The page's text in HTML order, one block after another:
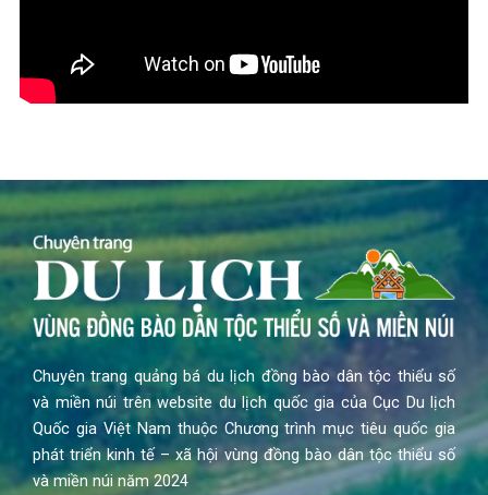
Chuyên trang quảng bá du lịch đồng bào dân tộc thiểu số
và miền núi trên website du lịch quốc gia của Cục Du lịch
Quốc gia Việt Nam thuộc Chương trình mục tiêu quốc gia
phát triển kinh tế – xã hội vùng đồng bào dân tộc thiểu số
và miền núi năm 2024